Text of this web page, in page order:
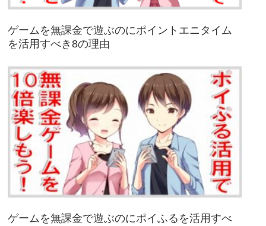
ゲームを無課金で遊ぶのにポイントエニタイム
を活用すべき8の理由
ゲームを無課金で遊ぶのにポイふるを活用すべ